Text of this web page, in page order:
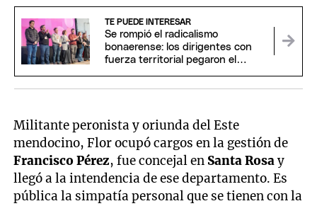
TE PUEDE INTERESAR
Se rompió el radicalismo
bonaerense: los dirigentes con
fuerza territorial pegaron el
Militante peronista y oriunda del Este
mendocino, Flor ocupó cargos en la gestión de
Francisco Pérez, fue concejal en Santa Rosay
llegó a la intendencia de ese departamento. Es
pública la simpatía personal que se tienen con la